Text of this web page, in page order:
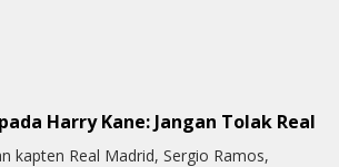
Harry Kane: Jangan Tolak Real
kapten Real Madrid, Sergio Ramos,